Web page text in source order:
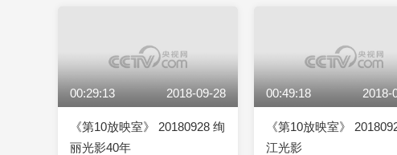
00:29:13 2018-09-28
《第10放映室》 20180928 绚
丽光影40年
00:49:18 2018-
《第10放映室》
江光影